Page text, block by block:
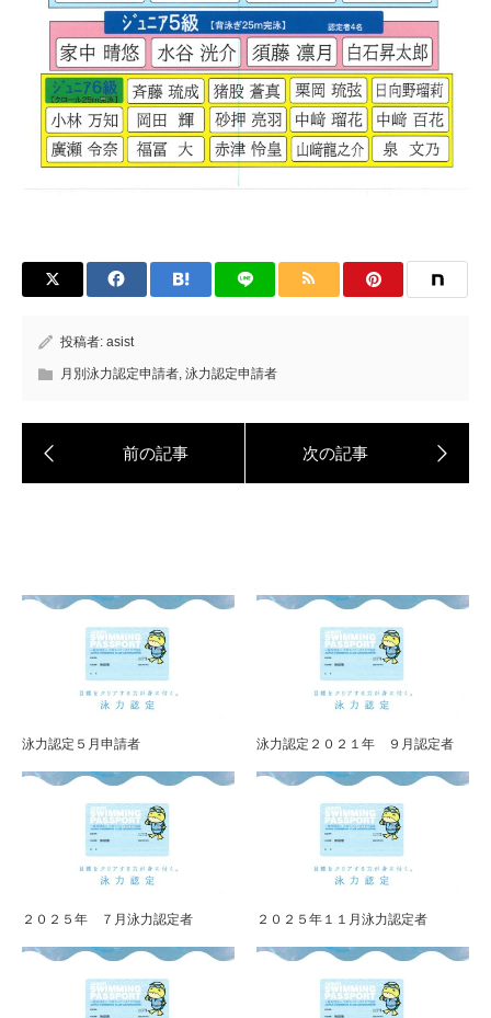
投稿者: asist
月別泳力認定申請者, 泳力認定申請者
泳力認定５月申請者 泳力認定２０２１年 ９月認定者
２０２５年 ７月泳力認定者 ２０２５年１１月泳力認定者